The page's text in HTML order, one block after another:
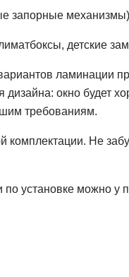
запорные
детские
ламинации
окно будет
требованиям.
Не
по установке